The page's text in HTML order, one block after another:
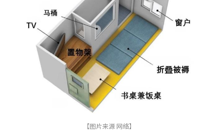
【图片来源 网络】